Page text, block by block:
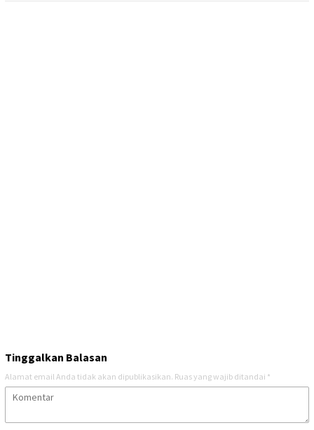
Tinggalkan Balasan
Alamat email Anda tidak akan dipublikasikan. Ruas yang wajib ditandai *